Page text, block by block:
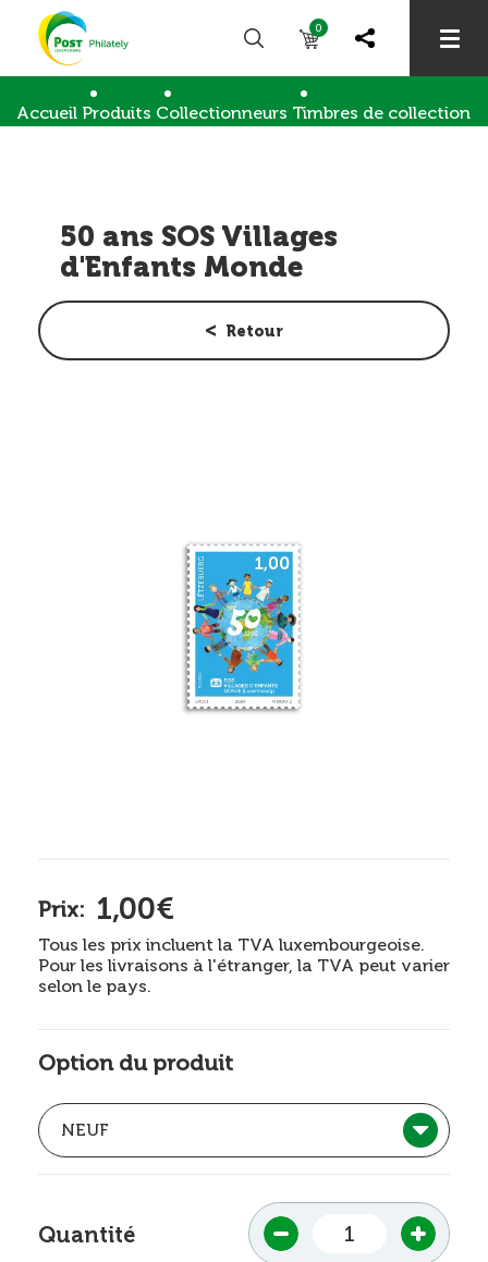
0
Accueil Produits Collectionneurs Timbres de collection
50 ans SOS Villages
d'Enfants Monde
Retour
Prix: 1,00€
Tous les prix incluent la TVA luxembourgeoise.
Pour les livraisons à l'étranger, la TVA peut varier
selon le pays.
Option du produit
Quantité